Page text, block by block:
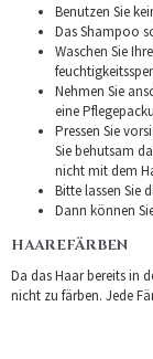
Benutzen Sie
Das Shampoo
Waschen Sie
Nehmen Sie
eine
Pressen Sie
Sie behutsam
nicht mit dem
Bitte lassen Sie
Dann können
HAAREFÄRBEN
Da das Haar bereits in
nicht zu färben. Jede